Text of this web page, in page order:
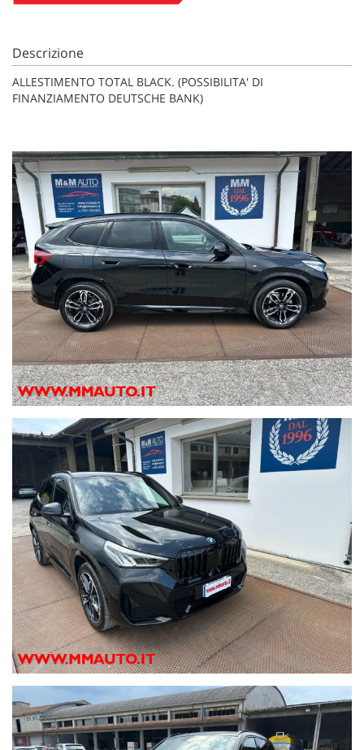
Descrizione
ALLESTIMENTO TOTAL BLACK. (POSSIBILITA' DI
FINANZIAMENTO DEUTSCHE BANK)